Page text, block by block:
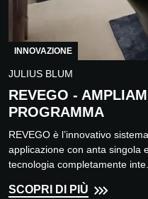
INNOVAZIONE
JULIUS BLUM
REVEGO -
PROGRAMMA
REVEGO è l’innovativo
applicazione con anta singola
tecnologia completamente inte...
SCOPRI DI PIÙ